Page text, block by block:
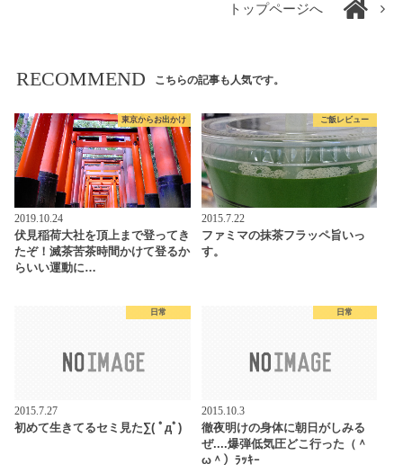
トップページへ
RECOMMEND こちらの記事も人気です。
東京からお出かけ
2019.10.24
伏見稲荷大社を頂上まで登ってき
たぞ！滅茶苦茶時間かけて登るか
らいい運動に…
ご飯レビュー
2015.7.22
ファミマの抹茶フラッペ旨いっ
す。
日常
2015.7.27
初めて生きてるセミ見た∑( ﾟдﾟ)
日常
2015.10.3
徹夜明けの身体に朝日がしみる
ぜ....爆弾低気圧どこ行った（＾
ω＾）ﾗｯｷｰ